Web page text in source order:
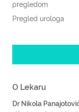
pregledom
Pregled urologa
O Lekaru
Dr Nikola